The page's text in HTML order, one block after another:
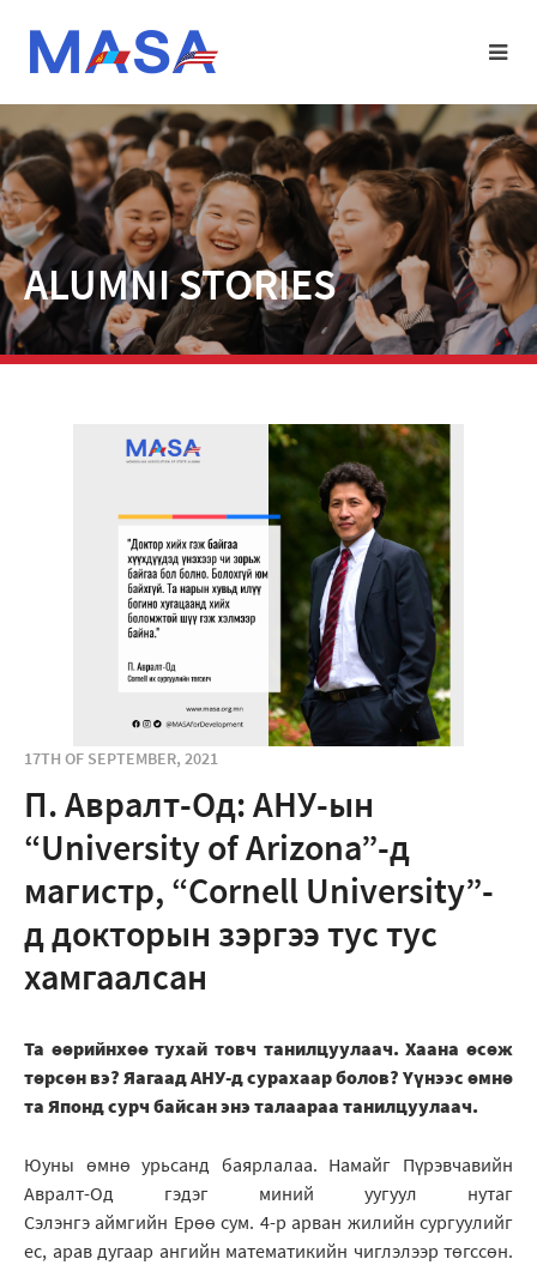
ALUMNI STORIES
17TH OF SEPTEMBER, 2021
П. Авралт-Од: АНУ-ын
“University of Arizona”-д
магистр, “Cornell University”-
д докторын зэргээ тус тус
хамгаалсан
Та өөрийнхөө тухай товч танилцуулаач. Хаана өсөж
төрсөн вэ? Яагаад АНУ-д сурахаар болов? Үүнээс өмнө
та Японд сурч байсан энэ талаараа танилцуулаач.
Юуны өмнө урьсанд баярлалаа. Намайг Пүрэвчавийн
Авралт-Од гэдэг миний уугуул нутаг
Сэлэнгэ аймгийн Ерөө сум. 4-р арван жилийн сургуулийг
ес, арав дугаар ангийн математикийн чиглэлээр төгссөн.